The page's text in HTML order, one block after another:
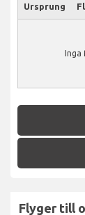
Ursprung
Flyger till